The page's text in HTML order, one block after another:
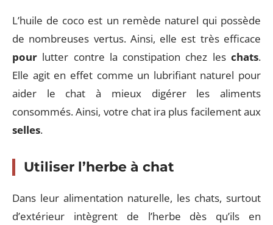
L’huile de coco est un remède naturel qui possède
de nombreuses vertus. Ainsi, elle est très efficace
pour lutter contre la constipation chez les chats.
Elle agit en effet comme un lubrifiant naturel pour
aider le chat à mieux digérer les aliments
consommés. Ainsi, votre chat ira plus facilement aux
selles.
Utiliser l’herbe à chat
Dans leur alimentation naturelle, les chats, surtout
d’extérieur intègrent de l’herbe dès qu’ils en